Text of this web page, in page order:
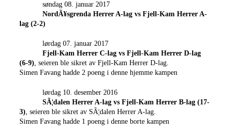
søndag 08. januar 2017
NordÃ¥sgrenda Herrer A-lag vs Fjell-Kam Herrer A-
lag (2-2)
lørdag 07. januar 2017
Fjell-Kam Herrer C-lag vs Fjell-Kam Herrer D-lag
(6-9), seieren ble sikret av Fjell-Kam Herrer D-lag.
Simen Favang hadde 2 poeng i denne hjemme kampen
lørdag 10. desember 2016
SÃ¦dalen Herrer A-lag vs Fjell-Kam Herrer B-lag (17-
3), seieren ble sikret av SÃ¦dalen Herrer A-lag.
Simen Favang hadde 1 poeng i denne borte kampen